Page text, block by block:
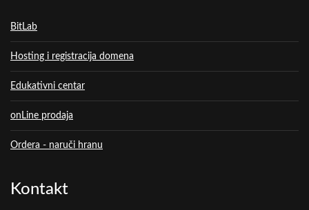
BitLab
Hosting i registracija domena
Edukativni centar
onLine prodaja
Ordera - naruči hranu
Kontakt